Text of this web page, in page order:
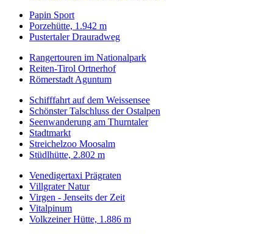
Papin Sport
Porzehütte, 1.942 m
Pustertaler Drauradweg
Rangertouren im Nationalpark
Reiten-Tirol Ortnerhof
Römerstadt Aguntum
Schifffahrt auf dem Weissensee
Schönster Talschluss der Ostalpen
Seenwanderung am Thurntaler
Stadtmarkt
Streichelzoo Moosalm
Stüdlhütte, 2.802 m
Venedigertaxi Prägraten
Villgrater Natur
Virgen - Jenseits der Zeit
Vitalpinum
Volkzeiner Hütte, 1.886 m